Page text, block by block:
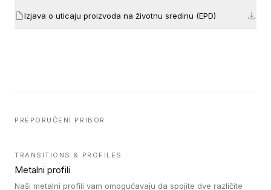
Izjava o uticaju proizvoda na životnu sredinu (EPD)
PREPORUČENI PRIBOR
TRANSITIONS & PROFILES
Metalni profili
Naši metalni profili vam omogućavaju da spojite dve različite